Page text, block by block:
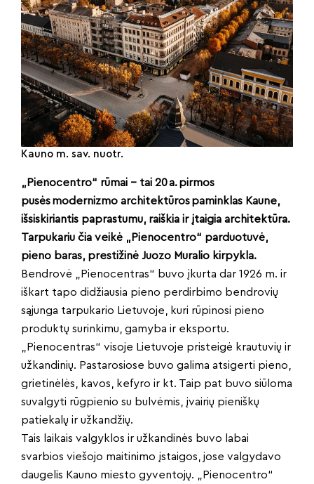
Kauno m. sav. nuotr.
„Pienocentro“ rūmai – tai 20 a. pirmos
pusės modernizmo architektūros paminklas Kaune,
išsiskiriantis paprastumu, raiškia ir įtaigia architektūra.
Tarpukariu čia veikė „Pienocentro“ parduotuvė,
pieno baras, prestižinė Juozo Muralio kirpykla.
Bendrovė „Pienocentras“ buvo įkurta dar 1926 m. ir
iškart tapo didžiausia pieno perdirbimo bendrovių
sąjunga tarpukario Lietuvoje, kuri rūpinosi pieno
produktų surinkimu, gamyba ir eksportu.
„Pienocentras“ visoje Lietuvoje pristeigė krautuvių ir
užkandinių. Pastarosiose buvo galima atsigerti pieno,
grietinėlės, kavos, kefyro ir kt. Taip pat buvo siūloma
suvalgyti rūgpienio su bulvėmis, įvairių pieniškų
patiekalų ir užkandžių.
Tais laikais valgyklos ir užkandinės buvo labai
svarbios viešojo maitinimo įstaigos, jose valgydavo
daugelis Kauno miesto gyventojų. „Pienocentro“